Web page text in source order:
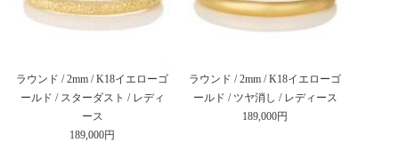
ラウンド / 2mm / K18イエローゴ
ールド / スターダスト / レディ
ース
189,000円
ラウンド / 2mm / K18イエローゴ
ールド / ツヤ消し / レディース
189,000円